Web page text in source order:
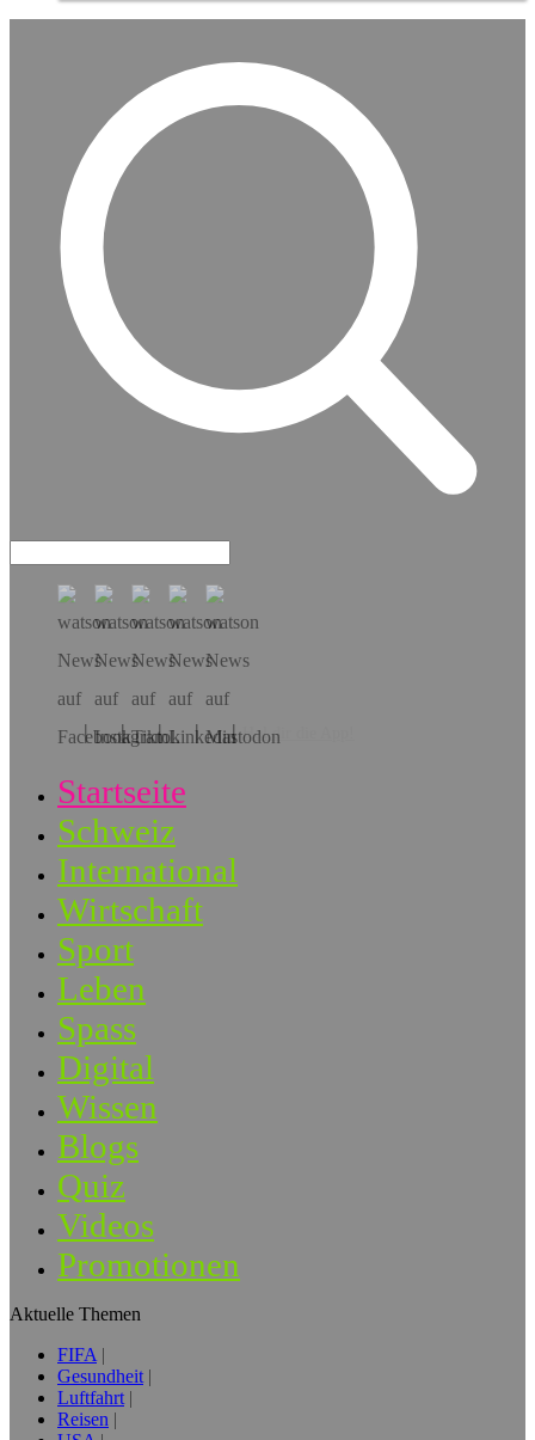
Hol dir die App!
Startseite
Schweiz
International
Wirtschaft
Sport
Leben
Spass
Digital
Wissen
Blogs
Quiz
Videos
Promotionen
Aktuelle Themen
FIFA
Gesundheit
Luftfahrt
Reisen